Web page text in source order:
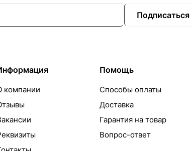
Подписаться
компании
Помощь
Способы оплаты
Доставка
Гарантия на товар
Вопрос-ответ